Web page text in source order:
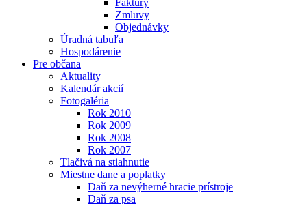
Faktúry
Zmluvy
Objednávky
Úradná tabuľa
Hospodárenie
Pre občana
Aktuality
Kalendár akcií
Fotogaléria
Rok 2010
Rok 2009
Rok 2008
Rok 2007
Tlačivá na stiahnutie
Miestne dane a poplatky
Daň za nevýherné hracie prístroje
Daň za psa